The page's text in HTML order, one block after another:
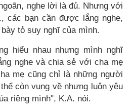
nghe lời là đủ. Nhưng với
các bạn cần được lắng nghe,
tỏ suy nghĩ của mình.
hiểu nhau nhưng mình nghĩ
nghe và chia sẻ với cha mẹ
mẹ cũng chỉ là những người
còn vụng về nhưng luôn yêu
riêng mình", K.A. nói.